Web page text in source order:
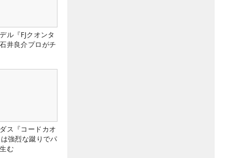
ル『FJクオンタ
井良介プロがチ
ス『コードカオ
強烈な蹴りでパ
む